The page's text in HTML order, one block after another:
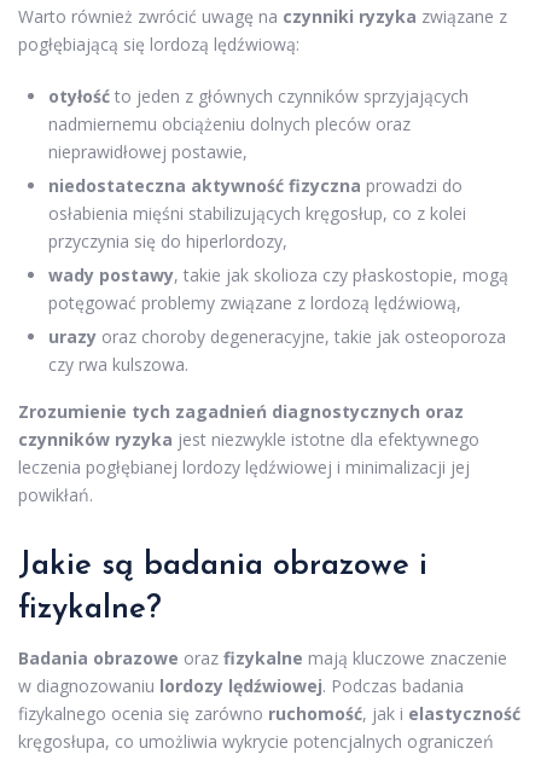
Warto również zwrócić uwagę na czynniki ryzyka związane z
pogłębiającą się lordozą lędźwiową:
otyłość to jeden z głównych czynników sprzyjających
nadmiernemu obciążeniu dolnych pleców oraz
nieprawidłowej postawie,
niedostateczna aktywność fizyczna prowadzi do
osłabienia mięśni stabilizujących kręgosłup, co z kolei
przyczynia się do hiperlordozy,
wady postawy, takie jak skolioza czy płaskostopie, mogą
potęgować problemy związane z lordozą lędźwiową,
urazy oraz choroby degeneracyjne, takie jak osteoporoza
czy rwa kulszowa.
Zrozumienie tych zagadnień diagnostycznych oraz
czynników ryzyka jest niezwykle istotne dla efektywnego
leczenia pogłębianej lordozy lędźwiowej i minimalizacji jej
powikłań.
Jakie są badania obrazowe i
fizykalne?
Badania obrazowe oraz fizykalne mają kluczowe znaczenie
w diagnozowaniu lordozy lędźwiowej. Podczas badania
fizykalnego ocenia się zarówno ruchomość, jak i elastyczność
kręgosłupa, co umożliwia wykrycie potencjalnych ograniczeń